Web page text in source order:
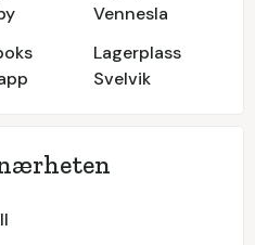
Vennesla
Lagerplass
Svelvik